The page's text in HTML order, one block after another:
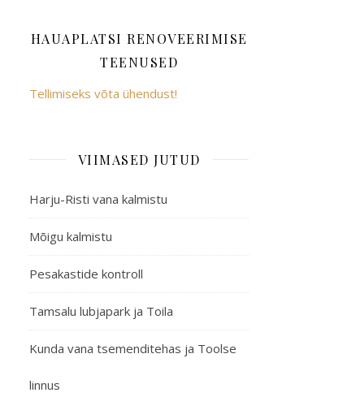
HAUAPLATSI RENOVEERIMISE
TEENUSED
Tellimiseks võta ühendust!
VIIMASED JUTUD
Harju-Risti vana kalmistu
Mõigu kalmistu
Pesakastide kontroll
Tamsalu lubjapark ja Toila
Kunda vana tsemenditehas ja Toolse
linnus